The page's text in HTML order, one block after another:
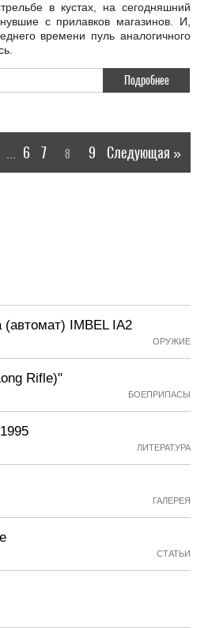
в кустах, на сегодняшний
с прилавков магазинов. И,
времени пуль аналогичного
Подробнее
6 7 8 9 Следующая »
IMBEL IA2
ОРУЖИЕ
Rifle)"
БОЕПРИПАСЫ
ЛИТЕРАТУРА
ГАЛЕРЕЯ
СТАТЬИ